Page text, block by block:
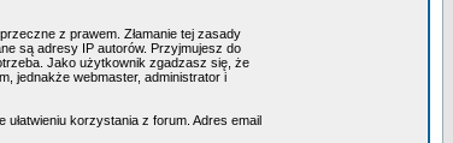
z prawem. Złamanie tej zasady
są adresy IP autorów. Przyjmujesz do
Jako użytkownik zgadzasz się, że
jednakże webmaster, administrator i
korzystania z forum. Adres email